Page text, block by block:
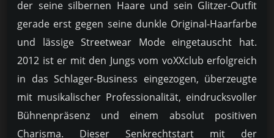
der seine silbernen Haare und sein Glitzer-Outfit
gerade erst gegen seine dunkle Original-Haarfarbe
und lässige Streetwear Mode eingetauscht hat.
2012 ist er mit den Jungs vom voXXclub erfolgreich
in das Schlager-Business eingezogen, überzeugte
mit musikalischer Professionalität, eindrucksvoller
Bühnenpräsenz und einem absolut positiven
Charisma. Dieser Senkrechtstart mit der